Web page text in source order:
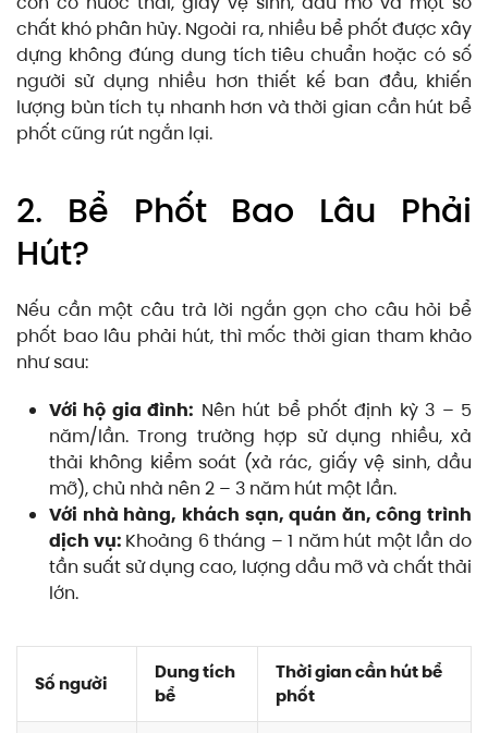
chất khó phân hủy. Ngoài ra, nhiều bể phốt được xây
dựng không đúng dung tích tiêu chuẩn hoặc có số
người sử dụng nhiều hơn thiết kế ban đầu, khiến
lượng bùn tích tụ nhanh hơn và thời gian cần hút bể
phốt cũng rút ngắn lại.
2. Bể Phốt Bao Lâu Phải
Hút?
Nếu cần một câu trả lời ngắn gọn cho câu hỏi bể
phốt bao lâu phải hút, thì mốc thời gian tham khảo
như sau:
Với hộ gia đình: Nên hút bể phốt định kỳ 3 – 5
năm/lần. Trong trường hợp sử dụng nhiều, xả
thải không kiểm soát (xả rác, giấy vệ sinh, dầu
mỡ), chủ nhà nên 2 – 3 năm hút một lần.
Với nhà hàng, khách sạn, quán ăn, công trình
dịch vụ: Khoảng 6 tháng – 1 năm hút một lần do
tần suất sử dụng cao, lượng dầu mỡ và chất thải
lớn.
Số người
Dung tích
bể
Thời gian cần hút bể
phốt